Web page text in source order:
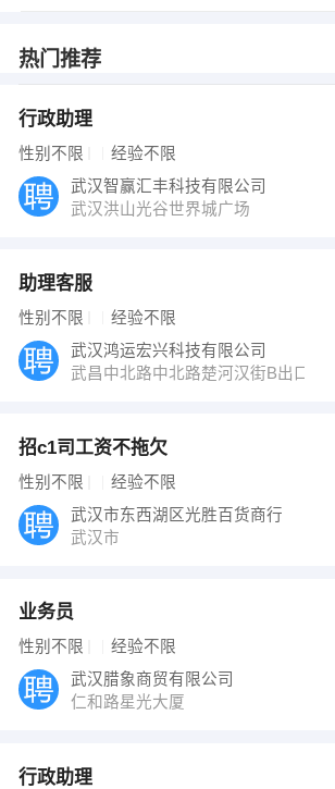
张经理 发布 [招c1司工资不
姚经理 发布 [行政助理 ] 招聘
【黄冈明天汽车销售服务有
热门推荐
行政助理
性别不限 经验不限
武汉智赢汇丰科技有限公司
武汉洪山光谷世界城广场
助理客服
性别不限 经验不限
武汉鸿运宏兴科技有限公司
武昌中北路中北路楚河汉街B出口龙
招c1司工资不拖欠
性别不限 经验不限
武汉市东西湖区光胜百货商行
武汉市
业务员
性别不限 经验不限
武汉腊象商贸有限公司
仁和路星光大厦
行政助理